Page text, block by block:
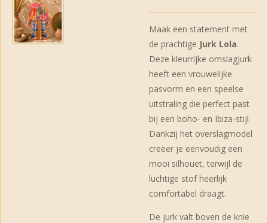
Maak een statement met
de prachtige Jurk Lola.
Deze kleurrijke omslagjurk
heeft een vrouwelijke
pasvorm en een speelse
uitstraling die perfect past
bij een boho- en Ibiza-stijl.
Dankzij het overslagmodel
creëer je eenvoudig een
mooi silhouet, terwijl de
luchtige stof heerlijk
comfortabel draagt.
De jurk valt boven de knie